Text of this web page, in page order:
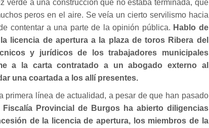
verde a una construcción que no estaba terminada, que
peros en el aire. Se veía un cierto servilismo hacia
contentar a una parte de la opinión pública. Hablo de
licencia de apertura a la plaza de toros Ribera del
y jurídicos de los trabajadores municipales
a la carta contratado a un abogado externo al
una coartada a los allí presentes.
primera línea de actualidad, a pesar de que han pasado
Fiscalía Provincial de Burgos ha abierto diligencias
de la licencia de apertura, los miembros de la